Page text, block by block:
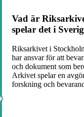
Vad är
spelar det i
Riksarkivet i
har ansvar för att
och dokument som
Arkivet spelar en
forskning och